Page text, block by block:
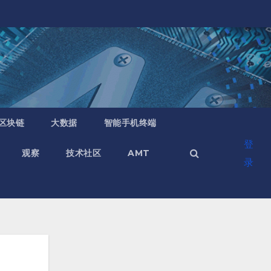
块链 大数据 智能手机终端
观察 技术社区 AMT
登
录